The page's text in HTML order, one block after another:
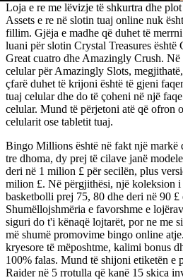
Loja e re me lëvizje të shkurtra dhe
Assets e re në slotin tuaj online nuk
fillim. Gjëja e madhe që duhet të
luani për slotin Crystal Treasures është
Great cuatro dhe Amazingly Crush.
celular për Amazingly Slots,
çfarë duhet të krijoni është të gjeni
tuaj celular dhe do të çoheni në një
celular. Mund të përjetoni atë që ofron
celularit ose tabletit tuaj.
Bingo Millions është në fakt një markë
tre dhoma, dy prej të cilave janë
deri në 1 milion £ për secilën, plus
milion £. Në përgjithësi, një koleksion
basketbolli prej 75, 80 dhe deri në 90 £
Shumëllojshmëria e favorshme e
siguri do t'i kënaqë lojtarët, por ne me
më shumë promovime bingo online
kryesore të mëposhtme, kalimi bonus
100% falas. Mund të shijoni etiketën e
Raider në 5 rrotulla që kanë 15 skica